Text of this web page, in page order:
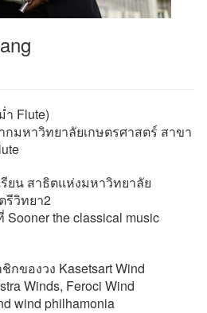
Flute)
มหาวิทยาลัยเกษตรศาสตร์ สาขา
รียน สาธิตแห่งมหาวิทยาลัย
รีวิทยา2
Sooner the classical music
ของวง Kasetsart Wind
Winds, Feroci Wind
wind philhamonia